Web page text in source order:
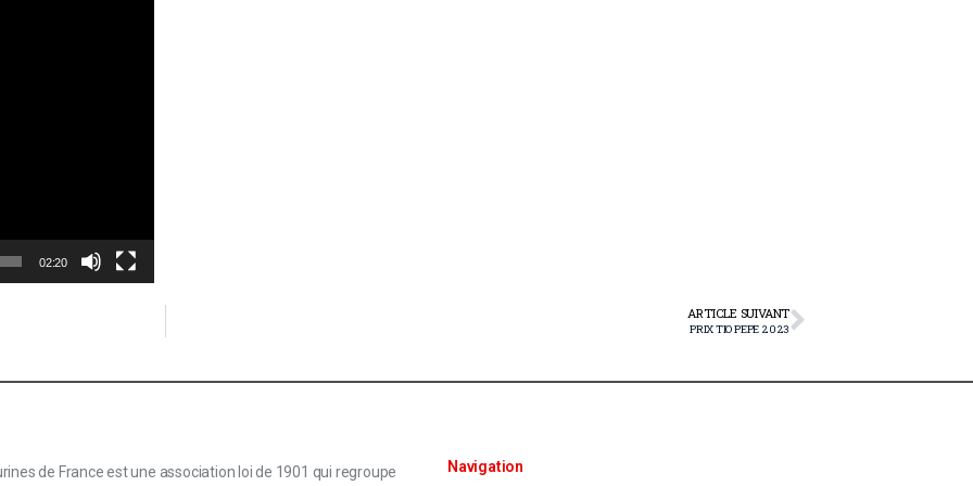
02:20
ARTICLE SUIVANT
PRIX TIO PEPE 2023
de France est une association loi de 1901 qui regroupe Navigation